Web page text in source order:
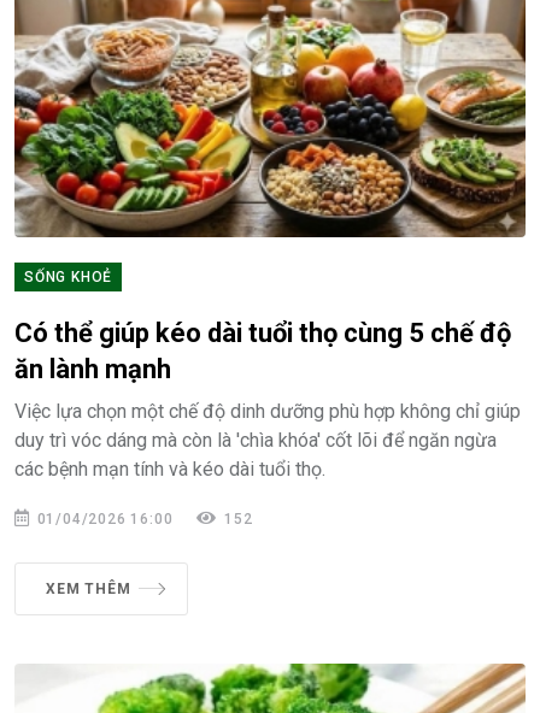
SỐNG KHOẺ
Có thể giúp kéo dài tuổi thọ cùng 5 chế độ
ăn lành mạnh
Việc lựa chọn một chế độ dinh dưỡng phù hợp không chỉ giúp
duy trì vóc dáng mà còn là 'chìa khóa' cốt lõi để ngăn ngừa
các bệnh mạn tính và kéo dài tuổi thọ.
01/04/2026 16:00 152
XEM THÊM